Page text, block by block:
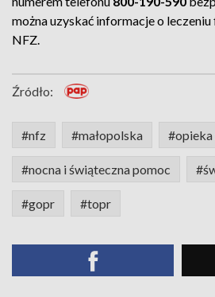
można uzyskać informacje o
NFZ.
Źródło:
#nfz #małopolska
#nocna i świąteczna pomoc
#gopr #topr